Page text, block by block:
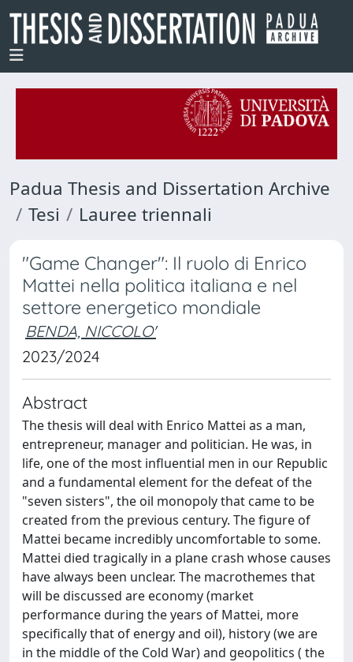
Padua Thesis and Dissertation Archive
Tesi
Lauree triennali
"Game Changer": Il ruolo di Enrico
Mattei nella politica italiana e nel
settore energetico mondiale
BENDA, NICCOLO'
2023/2024
Abstract
The thesis will deal with Enrico Mattei as a man,
entrepreneur, manager and politician. He was, in
life, one of the most influential men in our Republic
and a fundamental element for the defeat of the
"seven sisters", the oil monopoly that came to be
created from the previous century. The figure of
Mattei became incredibly uncomfortable to some.
Mattei died tragically in a plane crash whose causes
have always been unclear. The macrothemes that
will be discussed are economy (market
performance during the years of Mattei, more
specifically that of energy and oil), history (we are
in the middle of the Cold War) and geopolitics ( the